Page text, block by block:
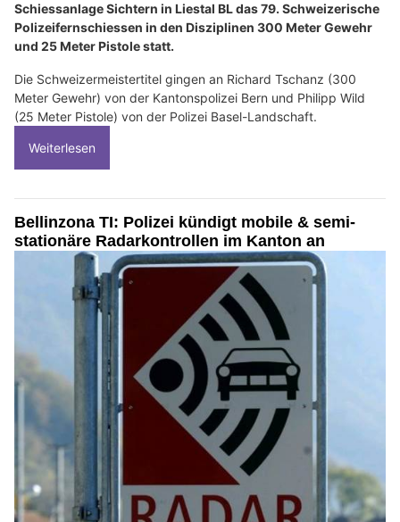
Schiessanlage Sichtern in Liestal BL das 79. Schweizerische
Polizeifernschiessen in den Disziplinen 300 Meter Gewehr
und 25 Meter Pistole statt.
Die Schweizermeistertitel gingen an Richard Tschanz (300
Meter Gewehr) von der Kantonspolizei Bern und Philipp Wild
(25 Meter Pistole) von der Polizei Basel-Landschaft.
Weiterlesen
Bellinzona TI: Polizei kündigt mobile & semi-
stationäre Radarkontrollen im Kanton an